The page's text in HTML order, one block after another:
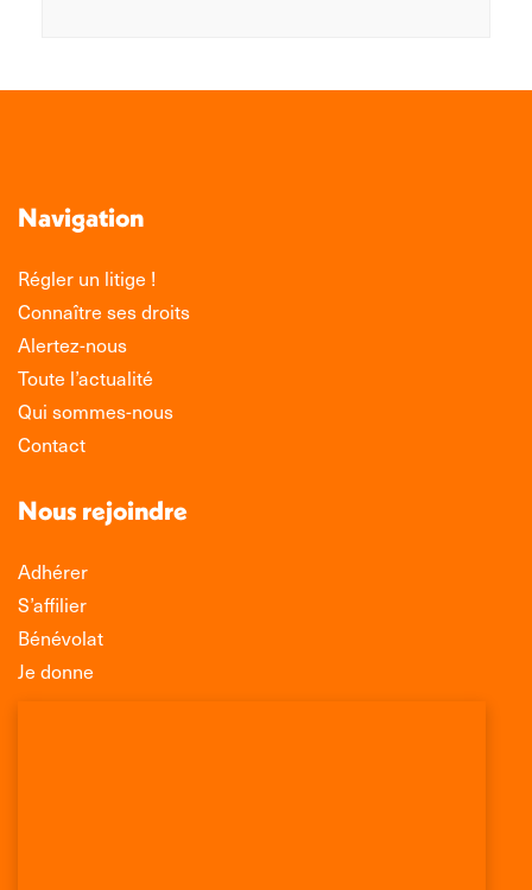
Navigation
Régler un litige !
Connaître ses droits
Alertez-nous
Toute l’actualité
Qui sommes-nous
Contact
Nous rejoindre
Adhérer
S’affilier
Bénévolat
Je donne